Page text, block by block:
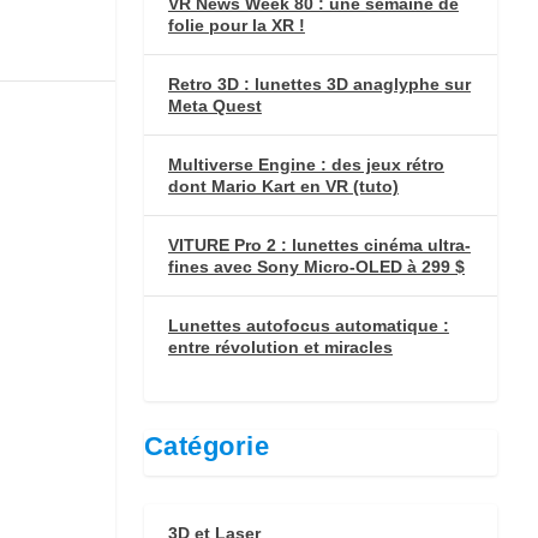
folie pour la XR !
Retro 3D : lunettes 3D anaglyphe sur
Meta Quest
Multiverse Engine : des jeux rétro
dont Mario Kart en VR (tuto)
VITURE Pro 2 : lunettes cinéma ultra-
fines avec Sony Micro-OLED à 299 $
Lunettes autofocus automatique :
entre révolution et miracles
Catégorie
3D et Laser